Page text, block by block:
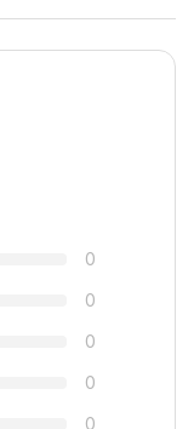
0
0
0
0
0